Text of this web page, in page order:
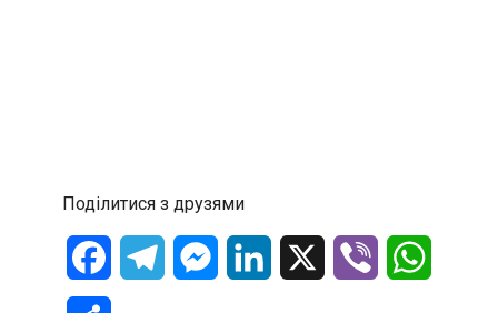
Поділитися з друзями
FacebookTelegramMessenger
LinkedIn Viber